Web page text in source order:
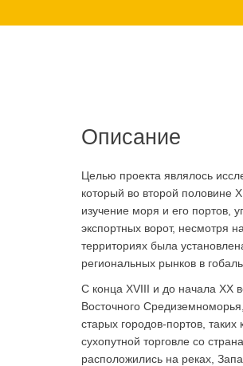
Описание
Целью проекта являлось
который во второй половине
изучение моря и его портов,
экспортных ворот, несмотря
территориях была
региональных рынков в
С конца XVIII и до начала XX
Восточного
старых городов-портов,
сухопутной торговле со
расположились на реках,